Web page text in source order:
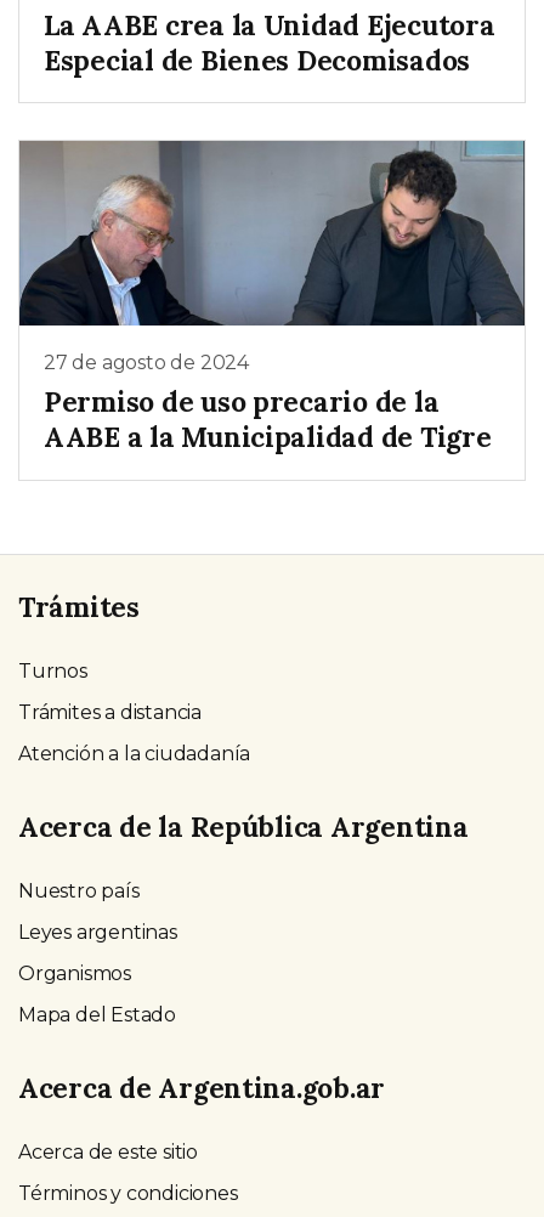
La AABE crea la Unidad Ejecutora
Especial de Bienes Decomisados
27 de agosto de 2024
Permiso de uso precario de la
AABE a la Municipalidad de Tigre
Trámites
Turnos
Trámites a distancia
Atención a la ciudadanía
Acerca de la República Argentina
Nuestro país
Leyes argentinas
Organismos
Mapa del Estado
Acerca de Argentina.gob.ar
Acerca de este sitio
Términos y condiciones